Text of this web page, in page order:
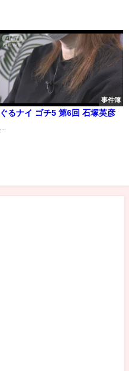
事件簿
ぐるナイ ゴチ5 第6回 石塚英彦